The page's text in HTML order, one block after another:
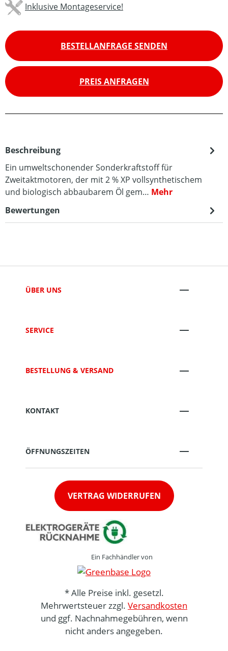
Inklusive Montageservice!
BESTELLANFRAGE SENDEN
PREIS ANFRAGEN
Beschreibung
Ein umweltschonender Sonderkraftstoff für
Zweitaktmotoren, der mit 2 % XP vollsynthetischem
und biologisch abbaubarem Öl gem… Mehr
Bewertungen
ÜBER UNS
SERVICE
BESTELLUNG & VERSAND
KONTAKT
ÖFFNUNGSZEITEN
VERTRAG WIDERRUFEN
Ein Fachhändler von
* Alle Preise inkl. gesetzl.
Mehrwertsteuer zzgl. Versandkosten
und ggf. Nachnahmegebühren, wenn
nicht anders angegeben.